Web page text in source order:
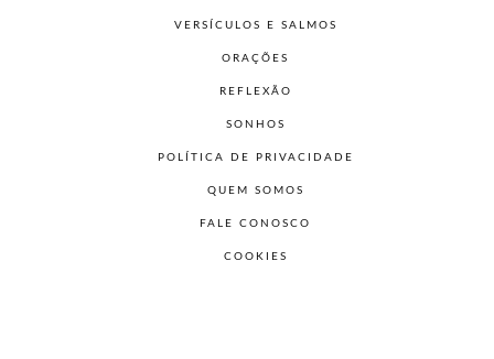
VERSÍCULOS E SALMOS
ORAÇÕES
REFLEXÃO
SONHOS
POLÍTICA DE PRIVACIDADE
QUEM SOMOS
FALE CONOSCO
COOKIES